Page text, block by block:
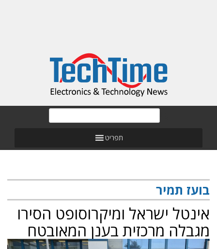
תפריט
בועז תמיר
אינטל ישראל ומיקרוסופט הסירו
מגבלה מרכזית בענן המאובטח